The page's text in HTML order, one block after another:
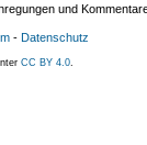
und
- Datenschutz
CC BY 4.0